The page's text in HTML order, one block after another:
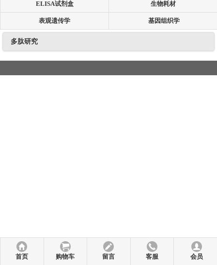
ELISA试剂盒 生物耗材
表观遗传学 基因组织学
多肽研究
首页 购物车 留言 客服 会员